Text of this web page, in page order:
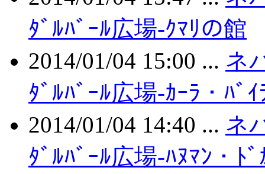
ﾀﾞﾙﾊﾞｰﾙ広場-ｸﾏﾘの館
2014/01/04 15:00 ... ネ
ﾀﾞﾙﾊﾞｰﾙ広場-ｶｰﾗ・ﾊﾞｲ
2014/01/04 14:40 ... ネ
ﾀﾞﾙﾊﾞｰﾙ広場-ﾊﾇﾏﾝ・ﾄﾞ